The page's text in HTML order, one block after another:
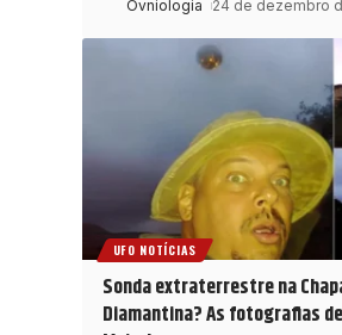
Ovniologia 24 de dezembro
UFO NOTÍCIAS
Sonda extraterrestre na
Diamantina? As fotografias